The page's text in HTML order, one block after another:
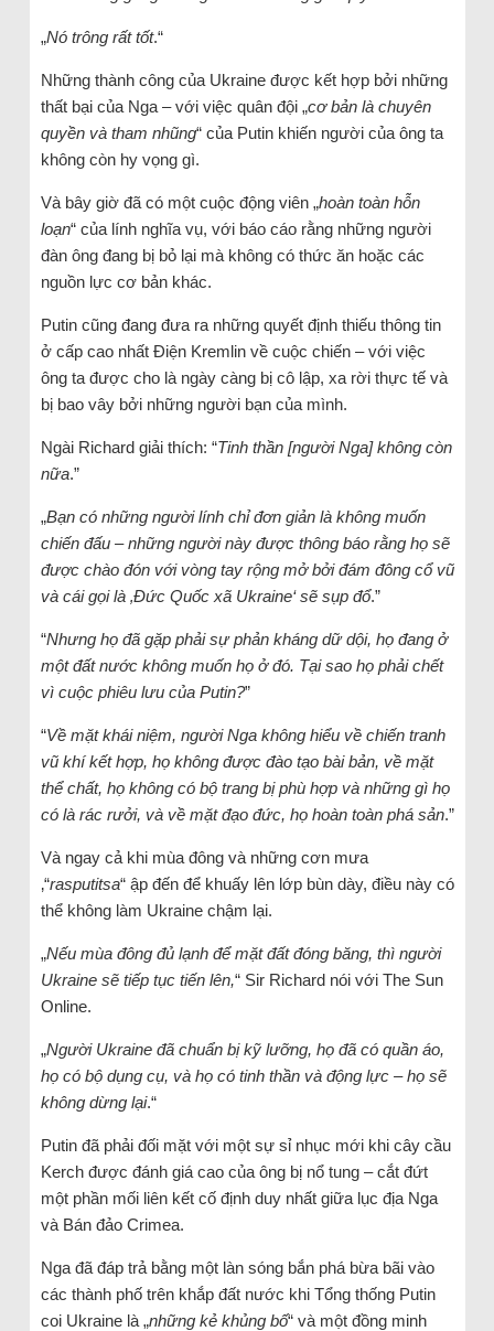
„Nó trông rất tốt.“
Những thành công của Ukraine được kết hợp bởi những
thất bại của Nga – với việc quân đội „cơ bản là chuyên
quyền và tham nhũng“ của Putin khiến người của ông ta
không còn hy vọng gì.
Và bây giờ đã có một cuộc động viên „hoàn toàn hỗn
loạn“ của lính nghĩa vụ, với báo cáo rằng những người
đàn ông đang bị bỏ lại mà không có thức ăn hoặc các
nguồn lực cơ bản khác.
Putin cũng đang đưa ra những quyết định thiếu thông tin
ở cấp cao nhất Điện Kremlin về cuộc chiến – với việc
ông ta được cho là ngày càng bị cô lập, xa rời thực tế và
bị bao vây bởi những người bạn của mình.
Ngài Richard giải thích: “Tinh thần [người Nga] không còn
nữa.”
„Bạn có những người lính chỉ đơn giản là không muốn
chiến đấu – những người này được thông báo rằng họ sẽ
được chào đón với vòng tay rộng mở bởi đám đông cổ vũ
và cái gọi là ‚Đức Quốc xã Ukraine‘ sẽ sụp đổ.”
“Nhưng họ đã gặp phải sự phản kháng dữ dội, họ đang ở
một đất nước không muốn họ ở đó. Tại sao họ phải chết
vì cuộc phiêu lưu của Putin?”
“Về mặt khái niệm, người Nga không hiểu về chiến tranh
vũ khí kết hợp, họ không được đào tạo bài bản, về mặt
thể chất, họ không có bộ trang bị phù hợp và những gì họ
có là rác rưởi, và về mặt đạo đức, họ hoàn toàn phá sản.”
Và ngay cả khi mùa đông và những cơn mưa
‚“rasputitsa“ ập đến để khuấy lên lớp bùn dày, điều này có
thể không làm Ukraine chậm lại.
„Nếu mùa đông đủ lạnh để mặt đất đóng băng, thì người
Ukraine sẽ tiếp tục tiến lên,“ Sir Richard nói với The Sun
Online.
„Người Ukraine đã chuẩn bị kỹ lưỡng, họ đã có quần áo,
họ có bộ dụng cụ, và họ có tinh thần và động lực – họ sẽ
không dừng lại.“
Putin đã phải đối mặt với một sự sỉ nhục mới khi cây cầu
Kerch được đánh giá cao của ông bị nổ tung – cắt đứt
một phần mối liên kết cố định duy nhất giữa lục địa Nga
và Bán đảo Crimea.
Nga đã đáp trả bằng một làn sóng bắn phá bừa bãi vào
các thành phố trên khắp đất nước khi Tổng thống Putin
coi Ukraine là „những kẻ khủng bố“ và một đồng minh